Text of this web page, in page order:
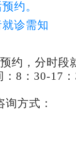
约。
诊需知
约，分时段
8：30-17：
询方式：